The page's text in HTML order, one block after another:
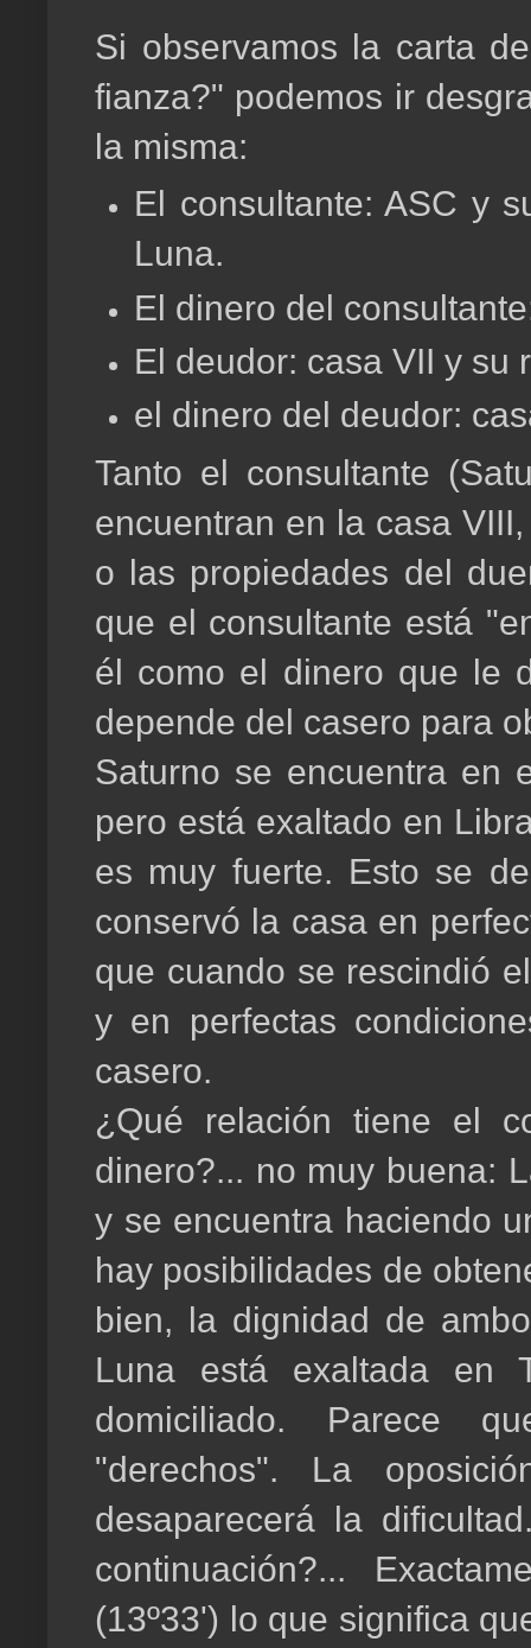
Si observamos la carta
fianza?" podemos ir
la misma:
El consultante: ASC y
Luna.
El dinero del
El deudor: casa VII y su
el dinero del deudor:
Tanto el consultante
encuentran en la casa
o las propiedades del
que el consultante está
él como el dinero que le
depende del casero para
Saturno se encuentra en
pero está exaltado en
es muy fuerte. Esto se
conservó la casa en
que cuando se rescindió
y en perfectas
casero.
¿Qué relación tiene el
dinero?... no muy buena:
y se encuentra haciendo
hay posibilidades de
bien, la dignidad de
Luna está exaltada en
domiciliado. Parece
"derechos". La
desaparecerá la
continuación?...
(13º33') lo que significa